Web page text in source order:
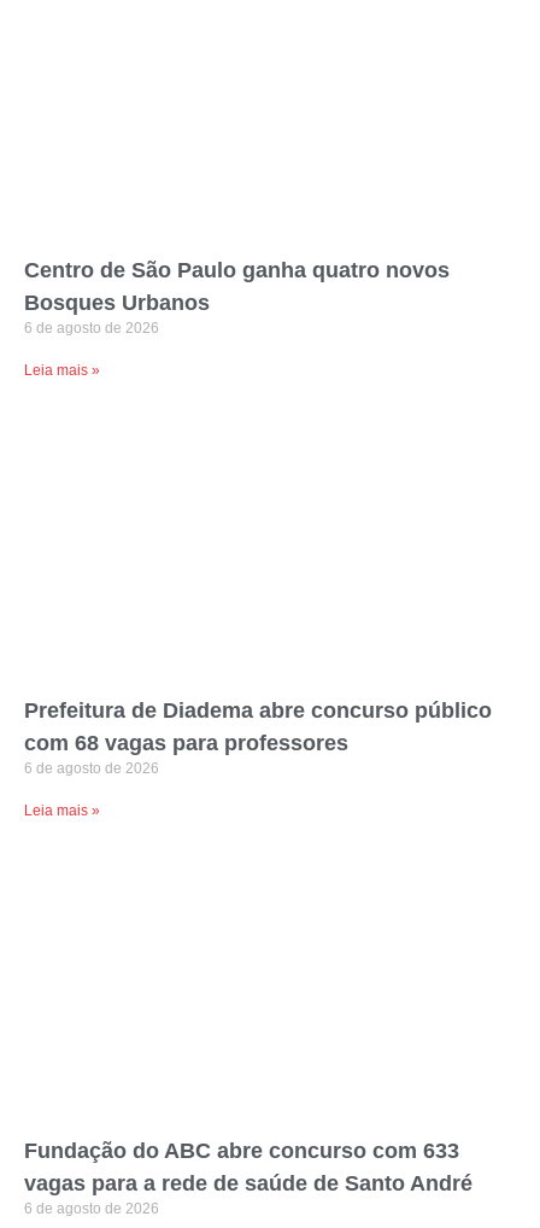
Centro de São Paulo ganha quatro novos
Bosques Urbanos
6 de agosto de 2026
Leia mais »
Prefeitura de Diadema abre concurso público
com 68 vagas para professores
6 de agosto de 2026
Leia mais »
Fundação do ABC abre concurso com 633
vagas para a rede de saúde de Santo André
6 de agosto de 2026